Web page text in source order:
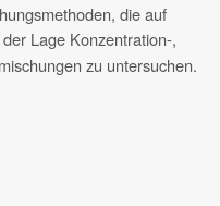
die auf
der Lage Konzentration-,
zu untersuchen.